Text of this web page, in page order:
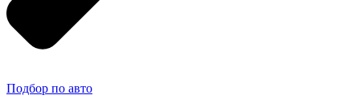
Подбор по авто